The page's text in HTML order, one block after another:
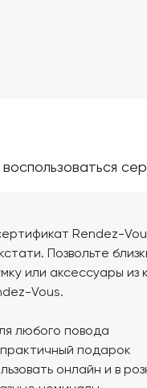
воспользоваться
Rendez-
Позвольте
или аксессуары
Vous.
любого повода
подарок
онлайн и в